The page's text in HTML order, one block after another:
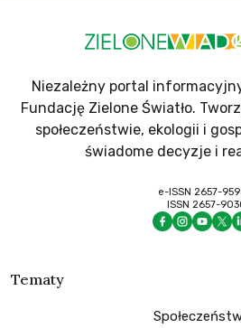
Niezależny portal
Fundację Zielone Światło.
społeczeństwie, ekologii i
świadome decyzje i
e-ISSN 2657-
ISSN 2657-
Tematy